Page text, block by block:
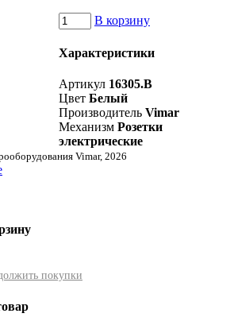
В корзину
Характеристики
Артикул 16305.B
Цвет Белый
Производитель Vimar
Механизм Розетки
электрические
Vimar, 2026
покупки